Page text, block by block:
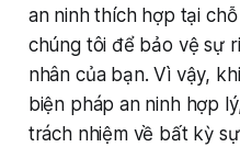
an ninh thích hợp tại
chúng tôi để bảo vệ sự
nhân của bạn. Vì vậy,
biện pháp an ninh hợp
trách nhiệm về bất kỳ